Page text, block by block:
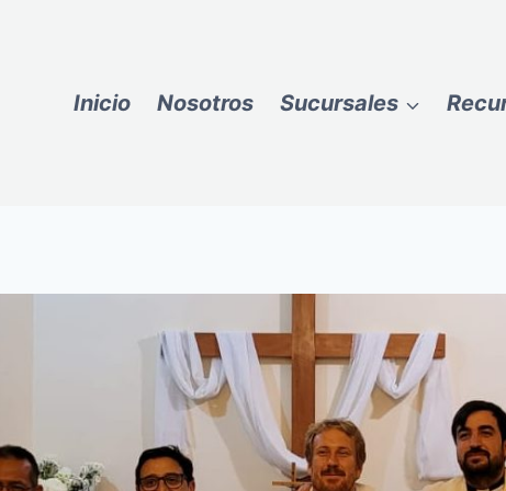
Inicio Nosotros Sucursales